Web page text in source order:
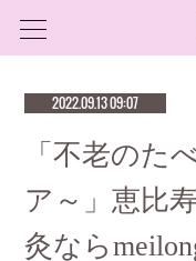
2022.09.13 09:07
「不老のた
ア～」恵比
灸なら